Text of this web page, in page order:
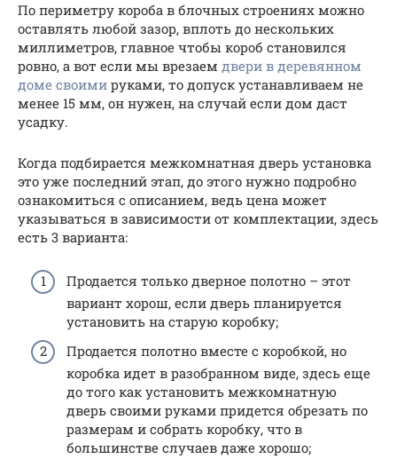
По периметру короба в блочных строениях можно
оставлять любой зазор, вплоть до нескольких
миллиметров, главное чтобы короб становился
ровно, а вот если мы врезаем двери в деревянном
доме своими руками, то допуск устанавливаем не
менее 15 мм, он нужен, на случай если дом даст
усадку.
Когда подбирается межкомнатная дверь установка
это уже последний этап, до этого нужно подробно
ознакомиться с описанием, ведь цена может
указываться в зависимости от комплектации, здесь
есть 3 варианта:
Продается только дверное полотно – этот
вариант хорош, если дверь планируется
установить на старую коробку;
Продается полотно вместе с коробкой, но
коробка идет в разобранном виде, здесь еще
до того как установить межкомнатную
дверь своими руками придется обрезать по
размерам и собрать коробку, что в
большинстве случаев даже хорошо;